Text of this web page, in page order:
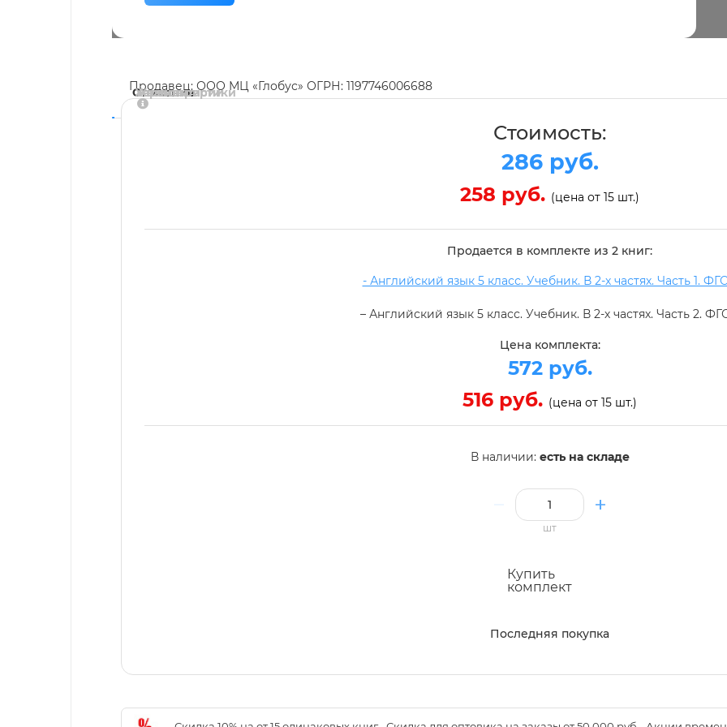
Продавец: ООО МЦ «Глобус» ОГРН: 1197746006688
Стоимость:
286 руб.
258 руб. (цена от 15 шт.)
Продается в комплекте из 2 книг:
- Английский язык 5 класс. Учебник. В 2-х частях. Часть 1.
– Английский язык 5 класс. Учебник. В 2-х частях. Часть 2.
Цена комплекта:
572 руб.
516 руб. (цена от 15 шт.)
В наличии: есть на складе
шт
Купить
комплект
Последняя покупка
Описание
Характеристики
Аналоги
Комментарии